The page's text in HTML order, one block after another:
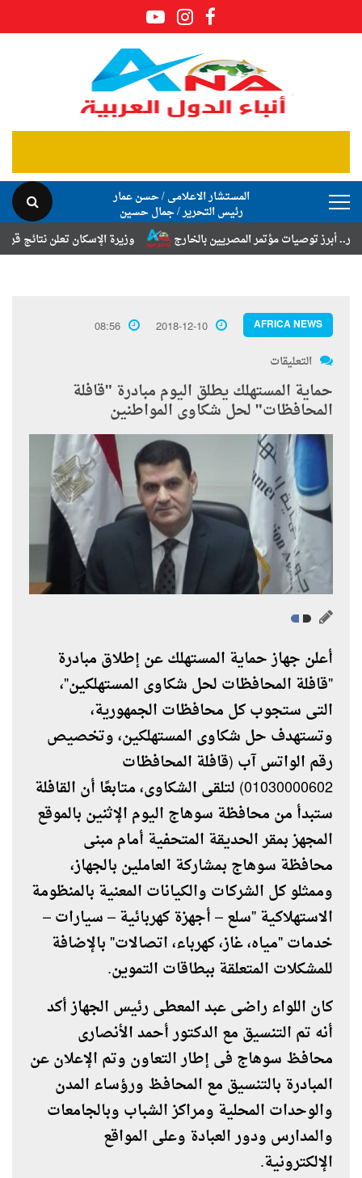
المستشار الاعلامى / حسن عمار
رئيس التحرير / جمال حسين
وزيرة الإسكان تعلن نتائج قرعة
توصيات مؤتمر المصريين بالخارج
AFRICA NEWS
2018-12-10
08:56
التعليقات
حماية المستهلك يطلق اليوم مبادرة "قافلة
المحافظات" لحل شكاوى المواطنين
أعلن جهاز حماية المستهلك عن إطلاق مبادرة
"قافلة المحافظات لحل شكاوى المستهلكين"،
التى ستجوب كل محافظات الجمهورية،
وتستهدف حل شكاوى المستهلكين، وتخصيص
رقم الواتس آب (قافلة المحافظات
01030000602) لتلقى الشكاوى، متابعًا أن القافلة
ستبدأ من محافظة سوهاج اليوم الإثنين بالموقع
المجهز بمقر الحديقة المتحفية أمام مبنى
محافظة سوهاج بمشاركة العاملين بالجهاز،
وممثلو كل الشركات والكيانات المعنية بالمنظومة
الاستهلاكية "سلع – أجهزة كهربائية – سيارات –
خدمات "مياه، غاز، كهرباء، اتصالات" بالإضافة
للمشكلات المتعلقة ببطاقات التموين.
كان اللواء راضى عبد المعطى رئيس الجهاز أكد
أنه تم التنسيق مع الدكتور أحمد الأنصارى
محافظ سوهاج فى إطار التعاون وتم الإعلان عن
المبادرة بالتنسيق مع المحافظ ورؤساء المدن
والوحدات المحلية ومراكز الشباب وبالجامعات
والمدارس ودور العبادة وعلى المواقع
الإلكترونية.